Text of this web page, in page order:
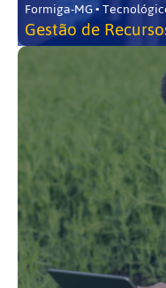
Formiga-MG •
Gestão de